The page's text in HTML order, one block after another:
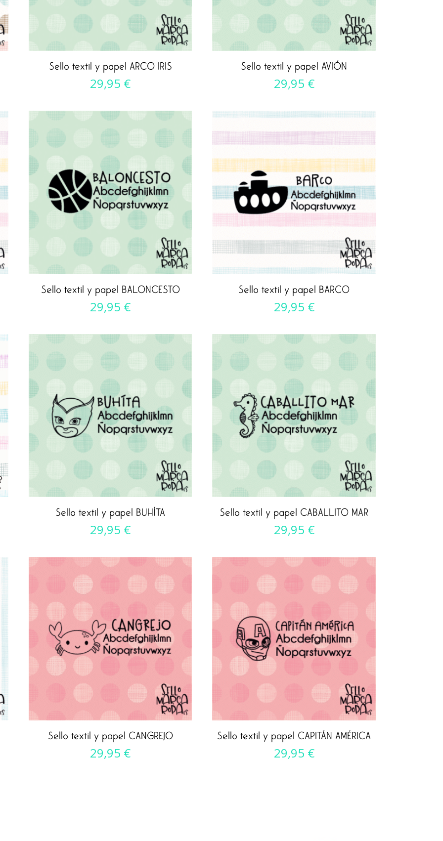
Sello textil y papel ARCO IRIS
29,95 €
Sello textil y papel AVIÓN
29,95 €
Sello textil y papel BALONCESTO
29,95 €
Sello textil y papel BARCO
29,95 €
Sello textil y papel BUHÍTA
29,95 €
Sello textil y papel CABALLITO MAR
29,95 €
Sello textil y papel CANGREJO
29,95 €
Sello textil y papel CAPITÁN AMÉRICA
29,95 €